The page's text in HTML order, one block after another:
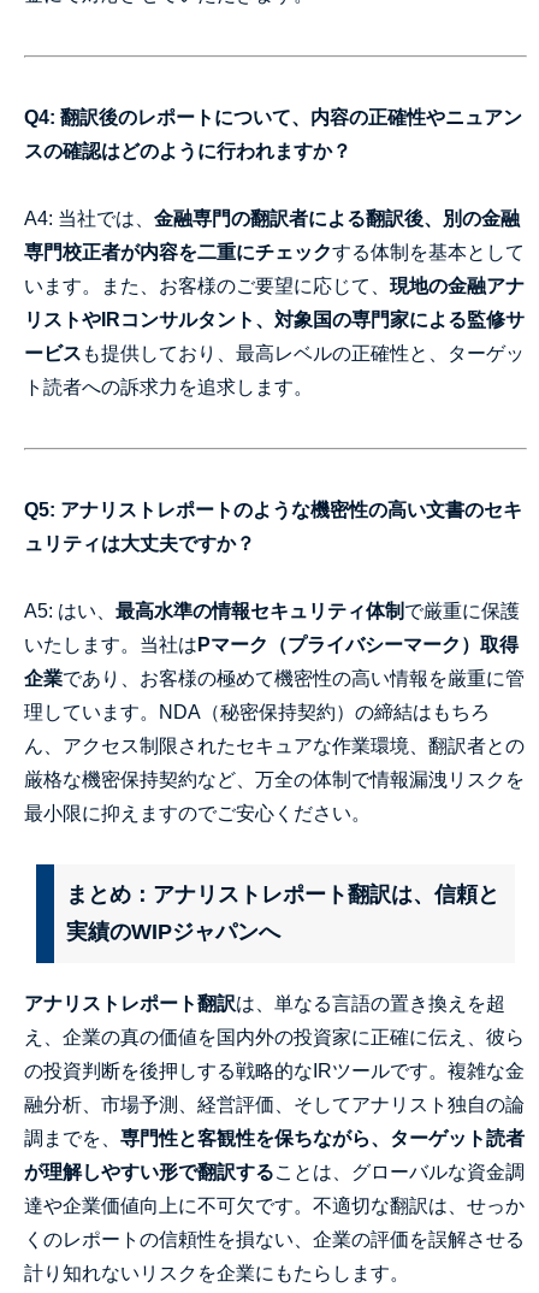
Q4: 翻訳後のレポートについて、内容の正確性やニュアン
スの確認はどのように行われますか？
A4: 当社では、 金融専門の翻訳者による翻訳後、別の金融
専門校正者が内容を二重にチェックする体制を基本として
います。また、お客様のご要望に応じて、 現地の金融アナ
リストやIRコンサルタント、対象国の専門家による監修サ
ービス も提供しており、最高レベルの正確性と、ターゲッ
ト読者への訴求力を追求します。
Q5: アナリストレポートのような機密性の高い文書のセキ
ュリティは大丈夫ですか？
A5: はい、 最高水準の情報セキュリティ体制 で厳重に保護
いたします。当社は Pマーク（プライバシーマーク）取得
企業であり、お客様の極めて機密性の高い情報を厳重に管
理しています。NDA（秘密保持契約）の締結はもちろ
ん、アクセス制限されたセキュアな作業環境、翻訳者との
厳格な機密保持契約など、万全の体制で情報漏洩リスクを
最小限に抑えますのでご安心ください。
まとめ：アナリストレポート翻訳は、信頼と
実績のWIPジャパンへ
アナリストレポート翻訳は、単なる言語の置き換えを超
え、企業の真の価値を国内外の投資家に正確に伝え、彼ら
の投資判断を後押しする戦略的なIRツールです。複雑な金
融分析、市場予測、経営評価、そしてアナリスト独自の論
調までを、 専門性と客観性を保ちながら、ターゲット読者
が理解しやすい形で翻訳することは、グローバルな資金調
達や企業価値向上に不可欠です。不適切な翻訳は、せっか
くのレポートの信頼性を損ない、企業の評価を誤解させる
計り知れないリスクを企業にもたらします。